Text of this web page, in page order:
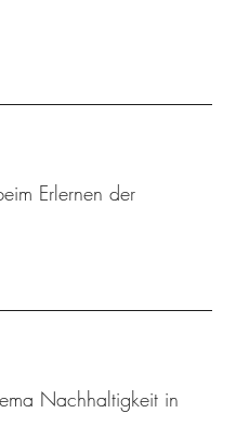
Erlernen der
Nachhaltigkeit in